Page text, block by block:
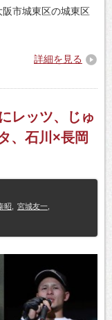
市城東区の城東区
詳細を見る
レッツ、じゅ
、石川×長岡
昭 宮城友一